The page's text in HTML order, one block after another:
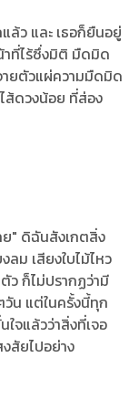
ล้ว และ เธอก็ยืนอยู่
ที่ไร้ซึ่งมิติ มืดมิด
ายตัวแผ่ความมืดมิด
ส้ดวงน้อย ที่ส่อง
ย" ดิฉันสังเกตสิ่ง
ลม เสียงใบไม้ไหว
ว ก็ไม่ปรากฏว่ามี
วัน แต่ในครั้งนี้ทุก
ใจแล้วว่าสิ่งที่เจอ
สัยไปอย่าง